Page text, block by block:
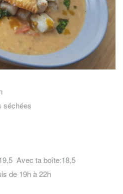
séchées
Avec ta boîte:18,5
de 19h à 22h